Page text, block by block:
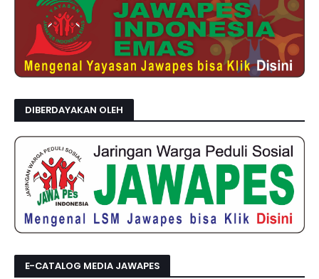
DIBERDAYAKAN OLEH
E-CATALOG MEDIA JAWAPES